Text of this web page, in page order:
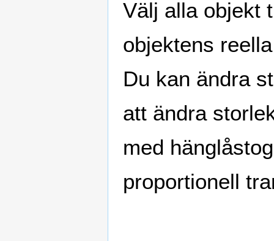
Välj alla objekt
objektens
Du kan ändra
att ändra
med
proportionell